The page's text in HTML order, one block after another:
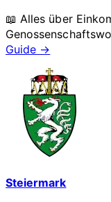
📖 Alles über
Guide →
Steiermark